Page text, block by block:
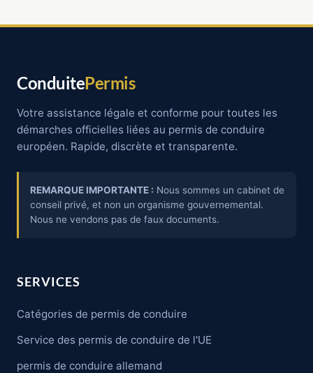
ConduitePermis
Votre assistance légale et conforme pour toutes les
démarches officielles liées au permis de conduire
européen. Rapide, discrète et transparente.
REMARQUE IMPORTANTE : Nous sommes un cabinet de
conseil privé, et non un organisme gouvernemental.
Nous ne vendons pas de faux documents.
SERVICES
Catégories de permis de conduire
Service des permis de conduire de l'UE
permis de conduire allemand